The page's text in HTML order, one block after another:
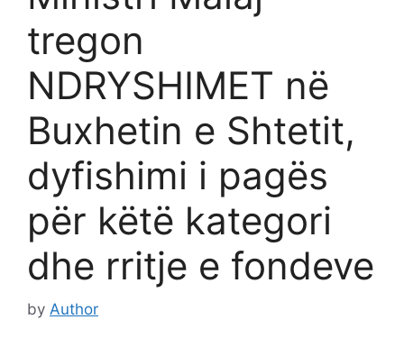
tregon
NDRYSHIMET në
Buxhetin e Shtetit,
dyfishimi i pagës
për këtë kategori
dhe rritje e fondeve
by Author